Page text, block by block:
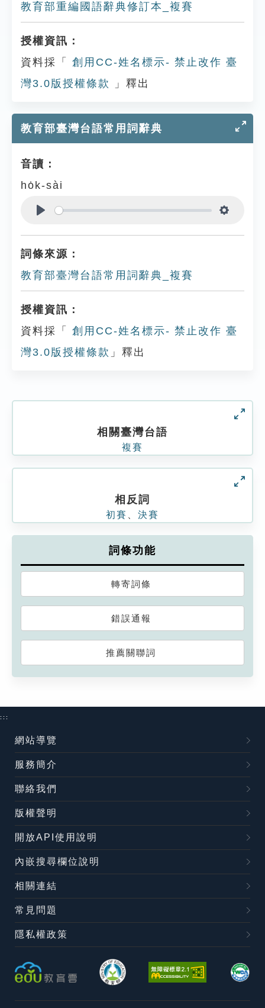
教育部重編國語辭典修訂本_複賽
授權資訊：
資料採「
創用CC-姓名標示- 禁止改作 臺
灣3.0版授權條款
」釋出
教育部臺灣台語常用詞辭典
音讀：
ho̍k-sài
詞條來源：
教育部臺灣台語常用詞辭典_複賽
授權資訊：
資料採「
創用CC-姓名標示- 禁止改作 臺
灣3.0版授權條款 」釋出
相關臺灣台語
複賽
相反詞
初賽 決賽
詞條功能
轉寄詞條
錯誤通報
推薦關聯詞
:::
網站導覽
服務簡介
聯絡我們
版權聲明
開放API使用說明
內嵌搜尋欄位說明
相關連結
常見問題
隱私權政策